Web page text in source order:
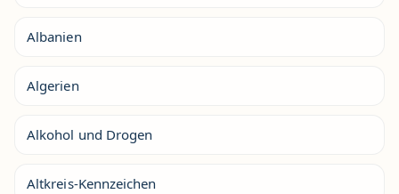
Albanien
Algerien
Alkohol und Drogen
Altkreis-Kennzeichen